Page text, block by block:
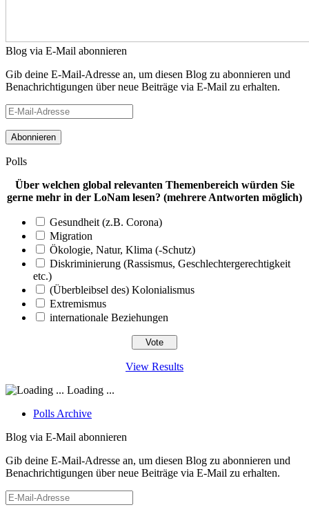
Blog via E-Mail abonnieren
Gib deine E-Mail-Adresse an, um diesen Blog zu abonnieren und
Benachrichtigungen über neue Beiträge via E-Mail zu erhalten.
E-
Mail-
Adresse
Polls
Über welchen global relevanten Themenbereich würden Sie
gerne mehr in der LoNam lesen? (mehrere Antworten möglich)
Gesundheit (z.B. Corona)
Migration
Ökologie, Natur, Klima (-Schutz)
Diskriminierung (Rassismus, Geschlechtergerechtigkeit
etc.)
(Überbleibsel des) Kolonialismus
Extremismus
internationale Beziehungen
View Results
Loading ...
Polls Archive
Blog via E-Mail abonnieren
Gib deine E-Mail-Adresse an, um diesen Blog zu abonnieren und
Benachrichtigungen über neue Beiträge via E-Mail zu erhalten.
E-
Mail-